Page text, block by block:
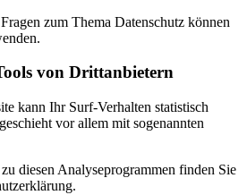
zum Thema Datenschutz können
von Dritt­anbietern
kann Ihr Surf-Verhalten statistisch
vor allem mit sogenannten
diesen Analyseprogrammen finden Sie